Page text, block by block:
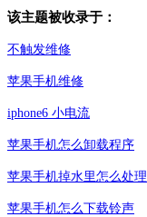
该主题被收录于：
不触发维修
苹果手机维修
iphone6 小电流
苹果手机怎么卸载程序
苹果手机掉水里怎么处理
苹果手机怎么下载铃声